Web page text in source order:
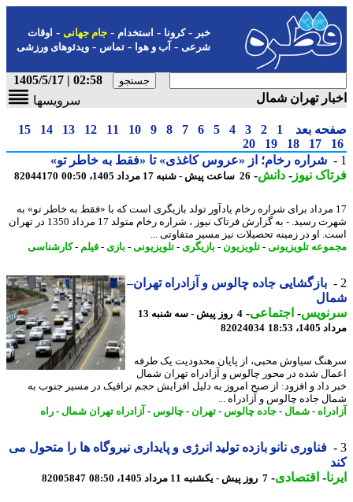
-کرونا-استخدام- جام جهانی-اوقات
شرعی-آب و هوا-تماس-ویدئوهای ورزشی
02:58 | 1405/5/17
تهران شمال
سرویسها
بعد 1
2
3
4
5
6
7
8
9
10
11
12
13
14
15
17
18
19
20
شراره رخام؛ از «عروس کاغذی» تا «فقط به خاطر تو»
نیوز-دانش -26 ساعت پیش - شنبه 17 مرداد 1405، 00:50 82044170
مرداد برای شراره رخام یادآور تولد بازیگری است که با «فقط به خاطر تو» به
شهرت رسید. - به گزارش فرتاک نیوز ، شراره رخام متولد 17 مرداد 1350 در تهران
او در زمینه تحصیلات نیز مسیر متفاوتی ...
تلویزیونی-تلویزیون -بازیگری- تلویزیونی-بازی - فیلم -کارشناسی
بازگشایی جاده چالوس و آزادراه تهران–
-اجتماعی-
4 روز پیش - سه شنبه 13
18:53
82024034
سیاوش محبی، از پایان محدودیت یک طرفه
شده در محور چالوس و آزادراه تهران شمال
داد و افزود: از صبح امروز به دلیل افزایش حجم ترافیک در مسیر جنوب به
جاده چالوس و آزادراه ...
- شمال-جاده چالوس-تهران- چالوس-آزادراه تهران شمال-راه
فناوری نانو بازده تولید انرژی و پایداری نیروگاه ها را متحول می
-اقتصادی-7 روز پیش - یکشنبه 11 مرداد 1405، 08:50 82005847